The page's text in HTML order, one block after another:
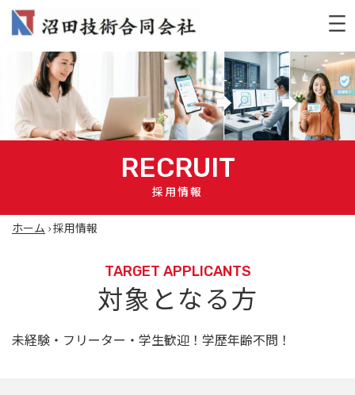
RECRUIT
採用情報
ホーム ›採用情報
TARGET APPLICANTS
対象となる方
未経験・フリーター・学生歓迎！学歴年齢不問！